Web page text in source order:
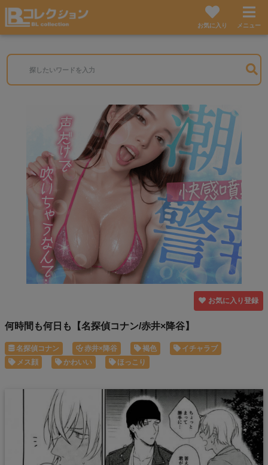
お気に入り メニュー
お気に入り登録
何時間も何日も【名探偵コナン/赤井×降谷】
名探偵コナン 赤井×降谷 褐色
イチャラブ
メス顔
かわいい ほっこり